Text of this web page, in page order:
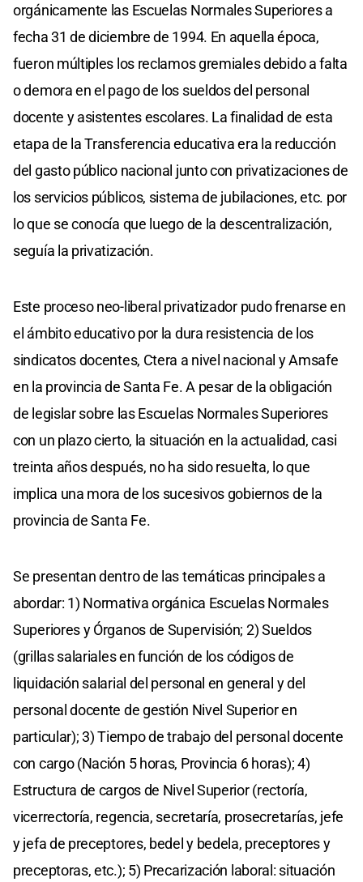
orgánicamente las Escuelas Normales Superiores a
fecha 31 de diciembre de 1994. En aquella época,
fueron múltiples los reclamos gremiales debido a falta
o demora en el pago de los sueldos del personal
docente y asistentes escolares. La finalidad de esta
etapa de la Transferencia educativa era la reducción
del gasto público nacional junto con privatizaciones de
los servicios públicos, sistema de jubilaciones, etc. por
lo que se conocía que luego de la descentralización,
seguía la privatización.
Este proceso neo-liberal privatizador pudo frenarse en
el ámbito educativo por la dura resistencia de los
sindicatos docentes, Ctera a nivel nacional y Amsafe
en la provincia de Santa Fe. A pesar de la obligación
de legislar sobre las Escuelas Normales Superiores
con un plazo cierto, la situación en la actualidad, casi
treinta años después, no ha sido resuelta, lo que
implica una mora de los sucesivos gobiernos de la
provincia de Santa Fe.
Se presentan dentro de las temáticas principales a
abordar: 1) Normativa orgánica Escuelas Normales
Superiores y Órganos de Supervisión; 2) Sueldos
(grillas salariales en función de los códigos de
liquidación salarial del personal en general y del
personal docente de gestión Nivel Superior en
particular); 3) Tiempo de trabajo del personal docente
con cargo (Nación 5 horas, Provincia 6 horas); 4)
Estructura de cargos de Nivel Superior (rectoría,
vicerrectoría, regencia, secretaría, prosecretarías, jefe
y jefa de preceptores, bedel y bedela, preceptores y
preceptoras, etc.); 5) Precarización laboral: situación